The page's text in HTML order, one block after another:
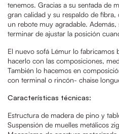
tenemos. Gracias a su sentada de
gran calidad y su respaldo de
un rebote muy agradable.
terminar de ajustar la posición
El nuevo sofá Lémur lo fabricamos
hacerlo con las composiciones,
También lo hacemos en
con terminal o rincón- chaise
Características técnicas:
Estructura de madera de pino y
Suspensión de muelles metálicos